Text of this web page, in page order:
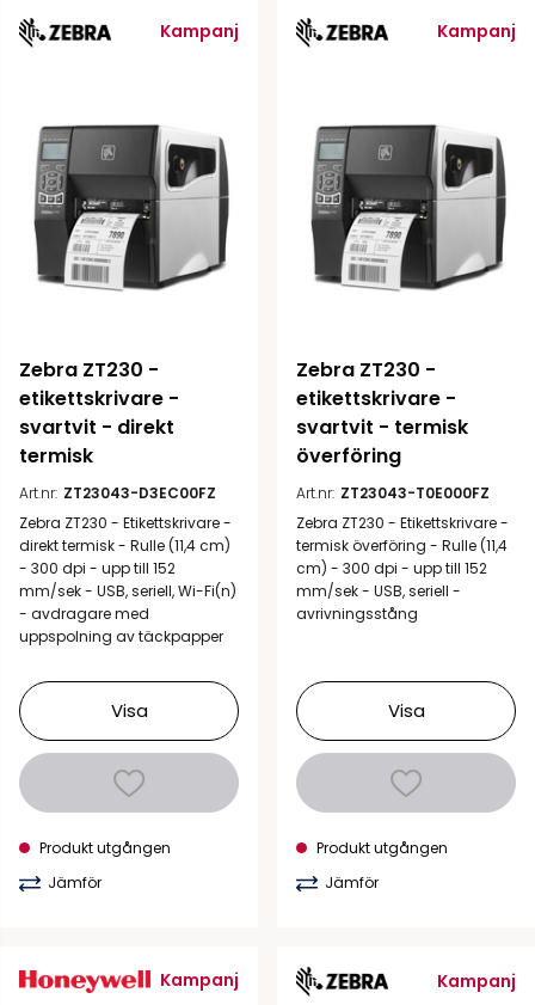
Kampanj
Zebra ZT230 -
etikettskrivare -
svartvit - direkt
termisk
Art.nr: ZT23043-D3EC00FZ
Zebra ZT230 - Etikettskrivare -
direkt termisk - Rulle (11,4 cm)
- 300 dpi - upp till 152
mm/sek - USB, seriell, Wi-Fi(n)
- avdragare med
uppspolning av täckpapper
Visa
Produkt utgången
Jämför
Kampanj
Zebra ZT230 -
etikettskrivare -
svartvit - termisk
överföring
Art.nr: ZT23043-T0E000FZ
Zebra ZT230 - Etikettskrivare -
termisk överföring - Rulle (11,4
cm) - 300 dpi - upp till 152
mm/sek - USB, seriell -
avrivningsstång
Visa
Produkt utgången
Jämför
Kampanj Kampanj